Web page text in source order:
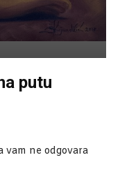
putu
vam ne odgovara